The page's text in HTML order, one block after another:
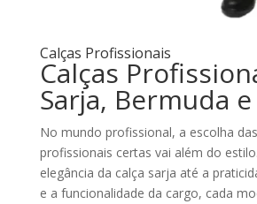
Calças Profissionais
Calças
Sarja, Bermuda
No mundo profissional, a escolha
profissionais certas vai além do
elegância da calça sarja até a
e a funcionalidade da cargo, cada